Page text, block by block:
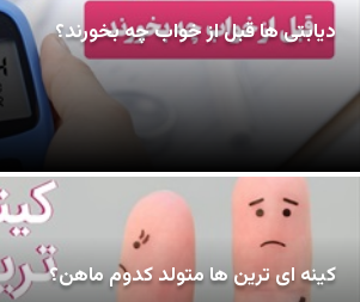
دیابتی ها قبل از خواب چه بخورند؟
کینه ای ترین ها متولد کدوم ماهن؟